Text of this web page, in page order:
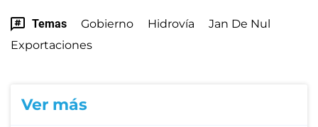
Temas Gobierno Hidrovía
Jan De Nul
Exportaciones
Ver más